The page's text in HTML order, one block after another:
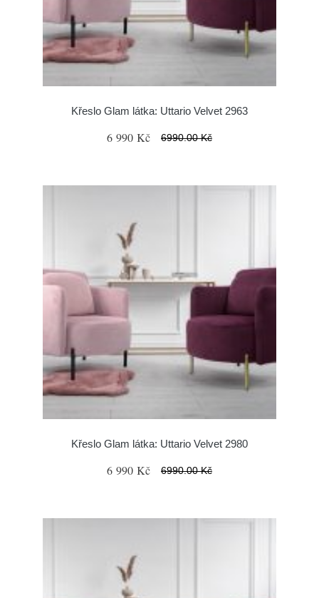
Křeslo Glam látka: Uttario Velvet 2963
6 990 Kč 6990.00 Kč
Křeslo Glam látka: Uttario Velvet 2980
6 990 Kč 6990.00 Kč